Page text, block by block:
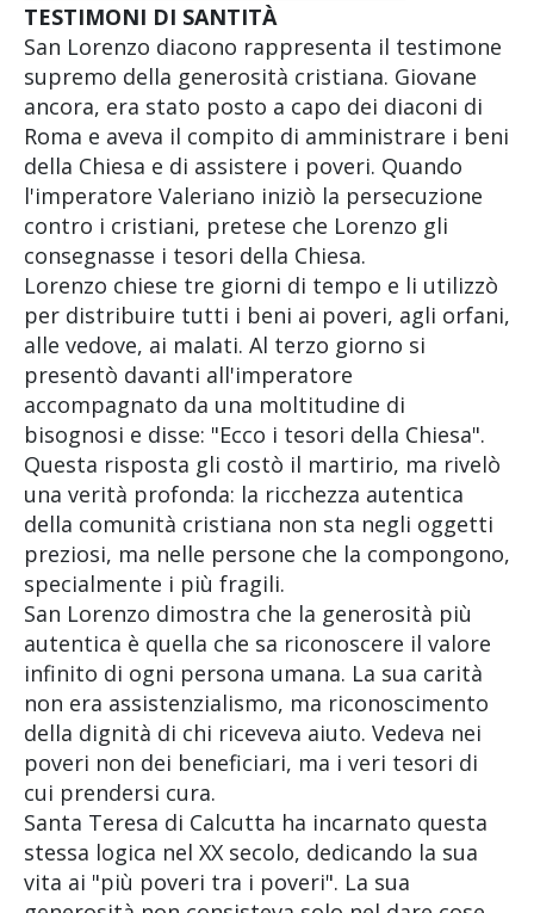
TESTIMONI DI SANTITÀ
San Lorenzo diacono rappresenta il testimone
supremo della generosità cristiana. Giovane
ancora, era stato posto a capo dei diaconi di
Roma e aveva il compito di amministrare i beni
della Chiesa e di assistere i poveri. Quando
l'imperatore Valeriano iniziò la persecuzione
contro i cristiani, pretese che Lorenzo gli
consegnasse i tesori della Chiesa.
Lorenzo chiese tre giorni di tempo e li utilizzò
per distribuire tutti i beni ai poveri, agli orfani,
alle vedove, ai malati. Al terzo giorno si
presentò davanti all'imperatore
accompagnato da una moltitudine di
bisognosi e disse: "Ecco i tesori della Chiesa".
Questa risposta gli costò il martirio, ma rivelò
una verità profonda: la ricchezza autentica
della comunità cristiana non sta negli oggetti
preziosi, ma nelle persone che la compongono,
specialmente i più fragili.
San Lorenzo dimostra che la generosità più
autentica è quella che sa riconoscere il valore
infinito di ogni persona umana. La sua carità
non era assistenzialismo, ma riconoscimento
della dignità di chi riceveva aiuto. Vedeva nei
poveri non dei beneficiari, ma i veri tesori di
cui prendersi cura.
Santa Teresa di Calcutta ha incarnato questa
stessa logica nel XX secolo, dedicando la sua
vita ai "più poveri tra i poveri". La sua